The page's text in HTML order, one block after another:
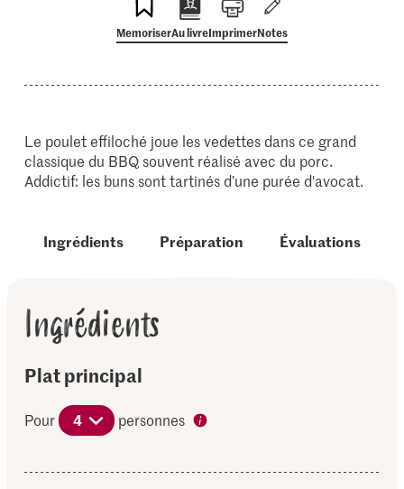
MemoriserAu livreImprimerNotes
Le poulet effiloché joue les vedettes dans ce grand
classique du BBQ souvent réalisé avec du porc.
Addictif: les buns sont tartinés d’une purée d'avocat.
Ingrédients Préparation Évaluations
Ingrédients
Plat principal
Pour 4 personnes